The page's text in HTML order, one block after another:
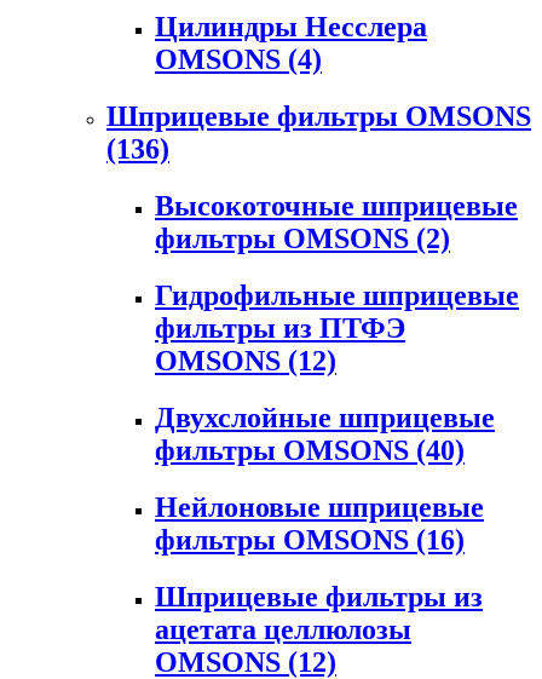
Цилиндры Несслера
OMSONS (4)
Шприцевые фильтры OMSONS
(136)
Высокоточные шприцевые
фильтры OMSONS (2)
Гидрофильные шприцевые
фильтры из ПТФЭ
OMSONS (12)
Двухслойные шприцевые
фильтры OMSONS (40)
Нейлоновые шприцевые
фильтры OMSONS (16)
Шприцевые фильтры из
ацетата целлюлозы
OMSONS (12)